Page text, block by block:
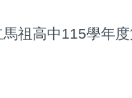
馬祖高中115學年